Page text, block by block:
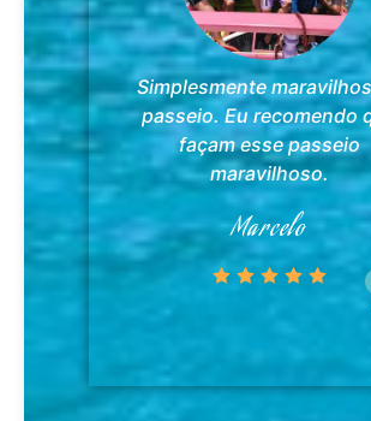
Simplesmente
passeio. Eu recomendo
façam esse passeio
maravilhoso.
Marcelo